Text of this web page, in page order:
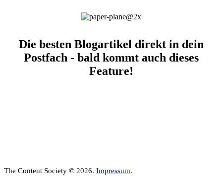
Die besten Blogartikel direkt in dein
Postfach - bald kommt auch dieses
Feature!
The Content Society © 2026. Impressum.